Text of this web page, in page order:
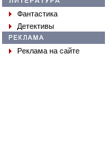
Фантастика
Детективы
Реклама на сайте